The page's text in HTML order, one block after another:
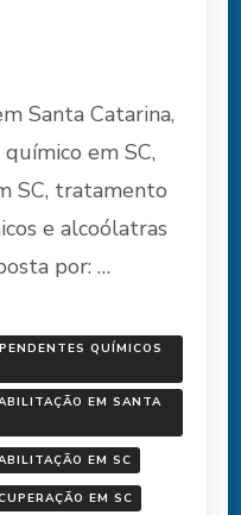
Santa Catarina,
em SC,
SC, tratamento
e alcoólatras
por: …
QUÍMICOS
EM SANTA
EM SC
EM SC